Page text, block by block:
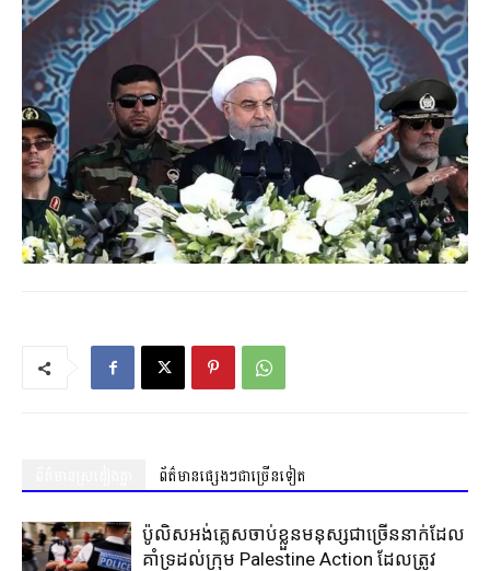
ព័ត៌មានផ្សេងៗជាច្រើនទៀត
ប៉ូលិសអង់គ្លេសចាប់ខ្លួនមនុស្សជាច្រើននាក់ដែល
គាំទ្រដល់ក្រុម Palestine Action ដែលត្រូវ